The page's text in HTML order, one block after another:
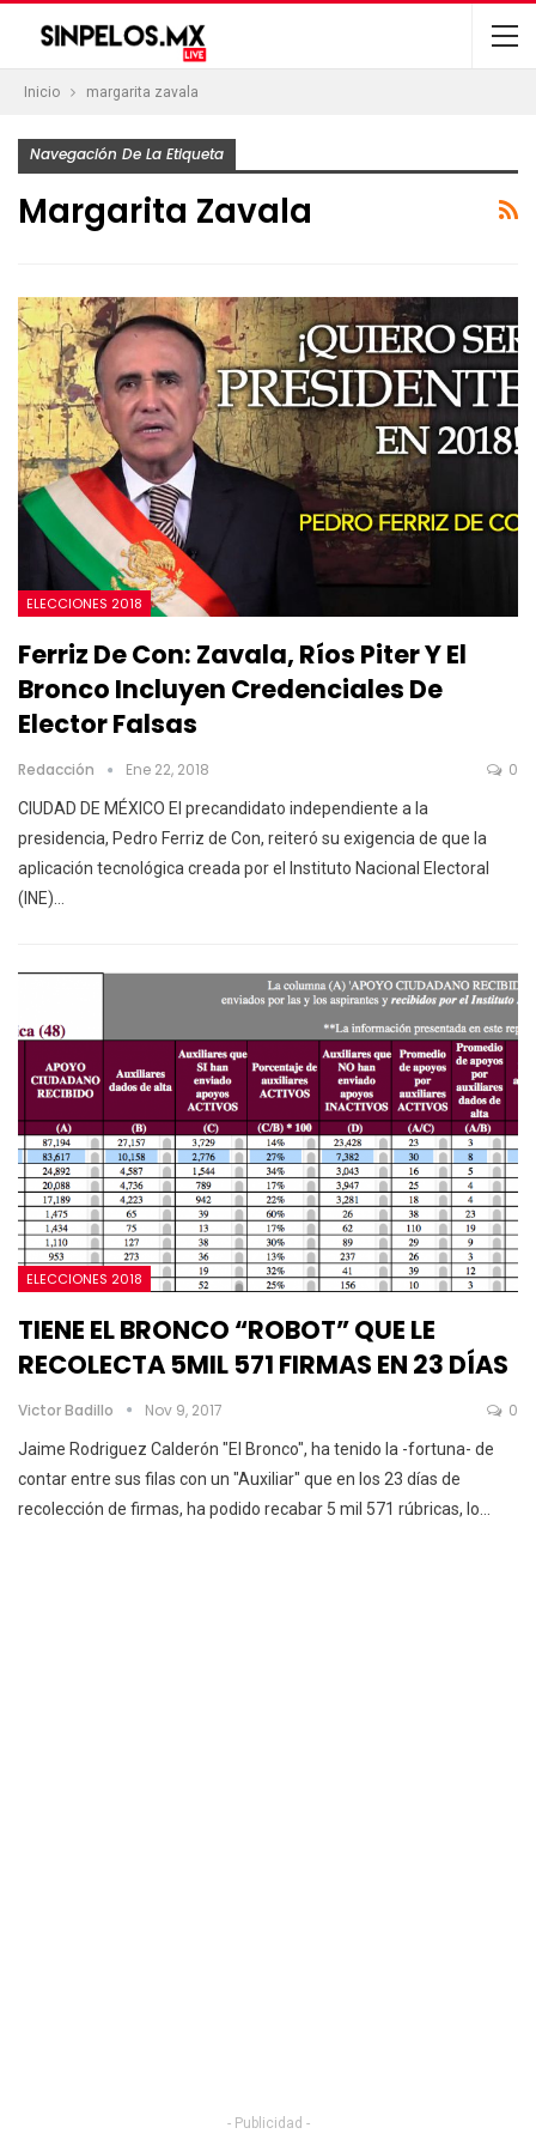
Inicio margarita zavala
Navegación De La Etiqueta
Margarita Zavala
ELECCIONES 2018
Ferriz De Con: Zavala, Ríos Piter Y El
Bronco Incluyen Credenciales De
Elector Falsas
Redacción Ene 22, 2018 0
CIUDAD DE MÉXICO El precandidato independiente a la
presidencia, Pedro Ferriz de Con, reiteró su exigencia de que la
aplicación tecnológica creada por el Instituto Nacional Electoral
(INE)…
ELECCIONES 2018
TIENE EL BRONCO “ROBOT” QUE LE
RECOLECTA 5MIL 571 FIRMAS EN 23 DÍAS
Victor Badillo Nov 9, 2017 0
Jaime Rodriguez Calderón "El Bronco", ha tenido la -fortuna- de
contar entre sus filas con un "Auxiliar" que en los 23 días de
recolección de firmas, ha podido recabar 5 mil 571 rúbricas, lo…
- Publicidad -